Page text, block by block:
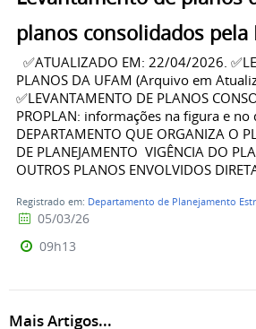
planos consolidados pela
✅ATUALIZADO EM: 22/04/2026.
PLANOS DA UFAM (Arquivo em
✅LEVANTAMENTO DE PLANOS
PROPLAN: informações na figura e
DEPARTAMENTO QUE ORGANIZA O
DE PLANEJAMENTO VIGÊNCIA DO
OUTROS PLANOS ENVOLVIDOS
Registrado em: Departamento de Planejamento
05/03/26
09h13
Mais Artigos...